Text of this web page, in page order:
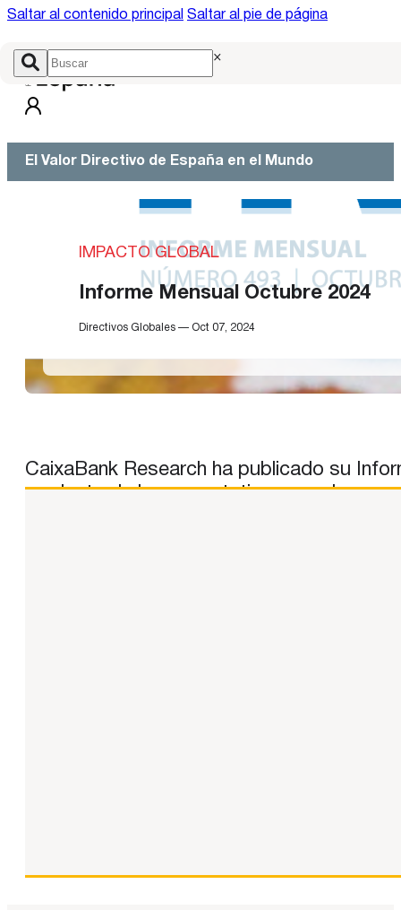
Saltar al contenido principal Saltar al pie de página
×
El Valor Directivo de España en el Mundo
IMPACTO GLOBAL
Informe Mensual Octubre 2024
Directivos Globales — Oct 07, 2024
CaixaBank Research ha publicado su
modesto de las expectativas para la